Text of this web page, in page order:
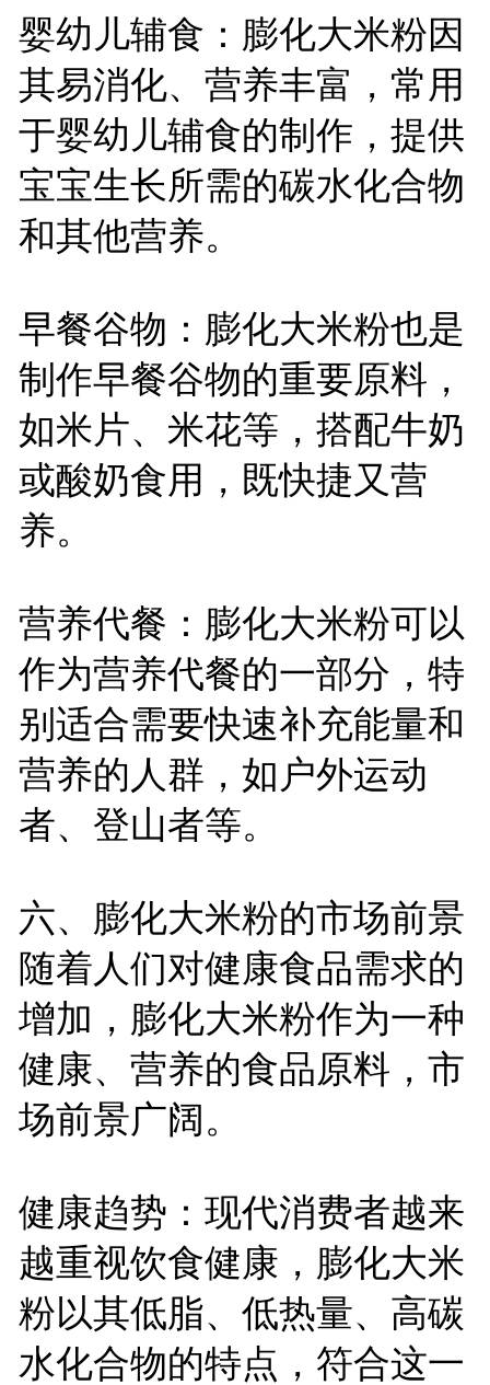
婴幼儿辅食：膨化大米粉因
其易消化、营养丰富，常用
于婴幼儿辅食的制作，提供
宝宝生长所需的碳水化合物
和其他营养。
早餐谷物：膨化大米粉也是
制作早餐谷物的重要原料，
如米片、米花等，搭配牛奶
或酸奶食用，既快捷又营
养。
营养代餐：膨化大米粉可以
作为营养代餐的一部分，特
别适合需要快速补充能量和
营养的人群，如户外运动
者、登山者等。
六、膨化大米粉的市场前景
随着人们对健康食品需求的
增加，膨化大米粉作为一种
健康、营养的食品原料，市
场前景广阔。
健康趋势：现代消费者越来
越重视饮食健康，膨化大米
粉以其低脂、低热量、高碳
水化合物的特点，符合这一